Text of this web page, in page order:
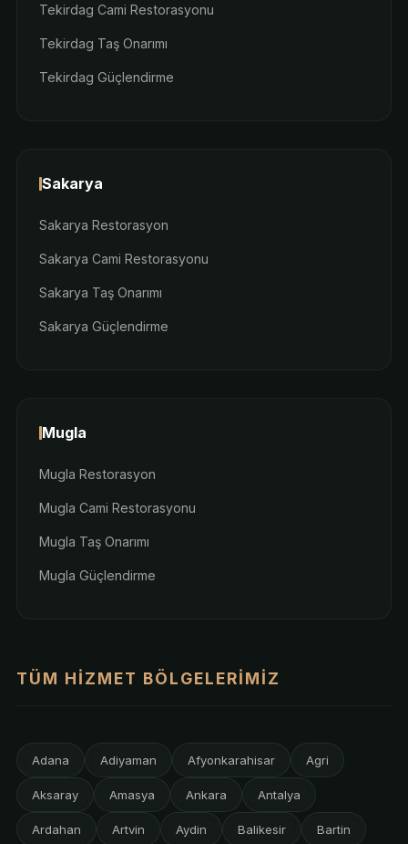
Tekirdag Cami Restorasyonu
Tekirdag Taş Onarımı
Tekirdag Güçlendirme
Sakarya
Sakarya Restorasyon
Sakarya Cami Restorasyonu
Sakarya Taş Onarımı
Sakarya Güçlendirme
Mugla
Mugla Restorasyon
Mugla Cami Restorasyonu
Mugla Taş Onarımı
Mugla Güçlendirme
TÜM HIZMET BÖLGELERIMIZ
Adana Adiyaman Afyonkarahisar Agri
Aksaray Amasya Ankara Antalya
Ardahan Artvin Aydin Balikesir Bartin